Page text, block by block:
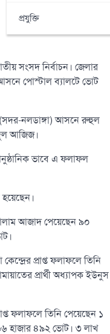
প্রযুক্তি
সংসদ নির্বাচন। জেলার
পোস্টাল ব্যালটে ভোট
(সদর-নলডাঙ্গা) আসনে রুহুল
আজিজ।
ভাবে এ ফলাফল
আজাদ পেয়েছেন ৯০
প্রাপ্ত ফলাফলে তিনি
প্রার্থী অধ্যাপক ইউনুস
ফলাফলে তিনি পেয়েছেন ১
৬৬ হাজার ৪৯২ ভোট। ৩ লাখ